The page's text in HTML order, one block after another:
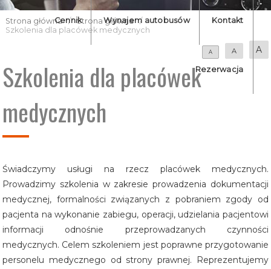
Łódzkie
Cennik Wynajem autobusów Kontakt
Rezerwacja
Strona główna / Strona główna
/
Szkolenia dla placówek medycznych
A A A
Szkolenia dla placówek
medycznych
Świadczymy usługi na rzecz placówek medycznych.
Prowadzimy szkolenia w zakresie prowadzenia dokumentacji
medycznej, formalności związanych z pobraniem zgody od
pacjenta na wykonanie zabiegu, operacji, udzielania pacjentowi
informacji odnośnie przeprowadzanych czynności
medycznych. Celem szkoleniem jest poprawne przygotowanie
personelu medycznego od strony prawnej. Reprezentujemy